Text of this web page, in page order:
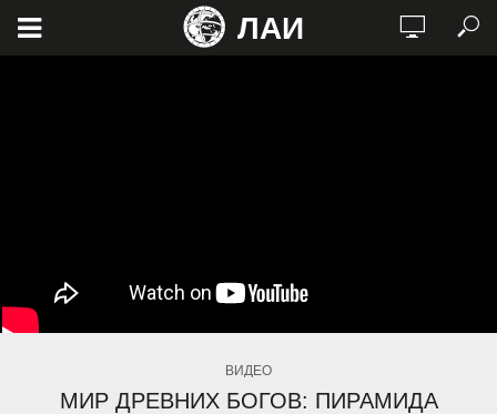
ЛАИ
ВИДЕО
МИР ДРЕВНИХ БОГОВ: ПИРАМИДА